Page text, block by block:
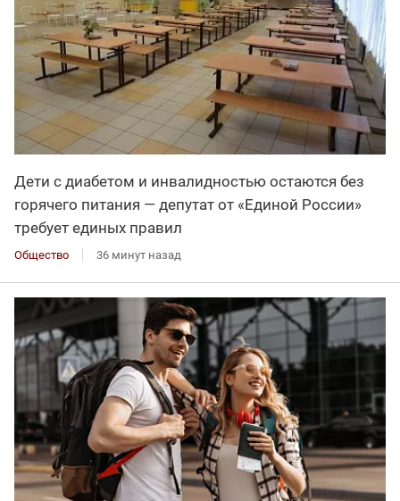
Дети с диабетом и инвалидностью остаются без
горячего питания — депутат от «Единой России»
требует единых правил
Общество 36 минут назад